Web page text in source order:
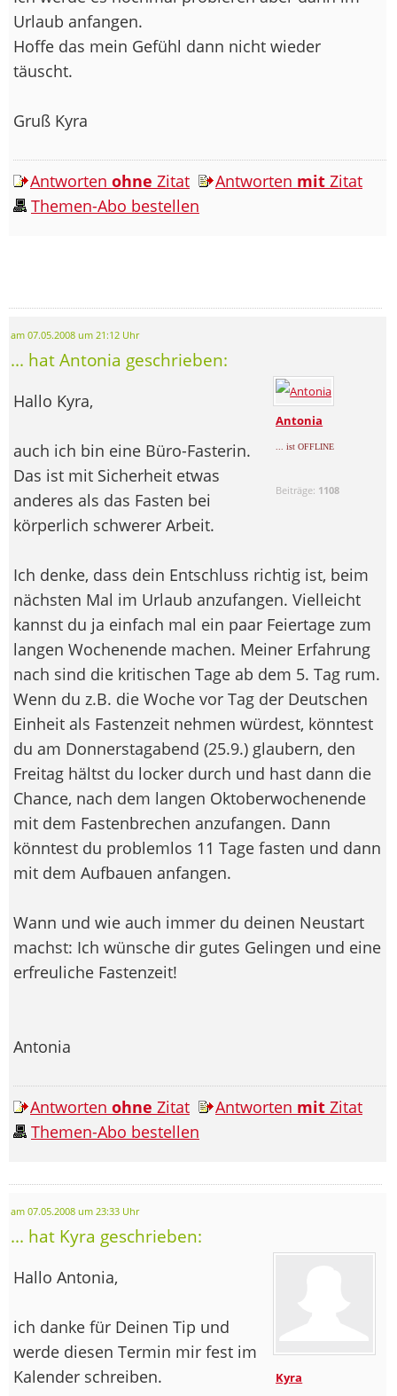
Urlaub anfangen.
Hoffe das mein Gefühl dann nicht wieder
täuscht.
Gruß Kyra
Antworten ohne Zitat Antworten mit Zitat
Themen-Abo bestellen
am 07.05.2008 um 21:12 Uhr
... hat Antonia geschrieben:
Antonia
... ist OFFLINE
Beiträge: 1108
Hallo Kyra,
auch ich bin eine Büro-Fasterin.
Das ist mit Sicherheit etwas
anderes als das Fasten bei
körperlich schwerer Arbeit.
Ich denke, dass dein Entschluss richtig ist, beim
nächsten Mal im Urlaub anzufangen. Vielleicht
kannst du ja einfach mal ein paar Feiertage zum
langen Wochenende machen. Meiner Erfahrung
nach sind die kritischen Tage ab dem 5. Tag rum.
Wenn du z.B. die Woche vor Tag der Deutschen
Einheit als Fastenzeit nehmen würdest, könntest
du am Donnerstagabend (25.9.) glaubern, den
Freitag hältst du locker durch und hast dann die
Chance, nach dem langen Oktoberwochenende
mit dem Fastenbrechen anzufangen. Dann
könntest du problemlos 11 Tage fasten und dann
mit dem Aufbauen anfangen.
Wann und wie auch immer du deinen Neustart
machst: Ich wünsche dir gutes Gelingen und eine
erfreuliche Fastenzeit!
Antonia
Antworten ohne Zitat Antworten mit Zitat
Themen-Abo bestellen
am 07.05.2008 um 23:33 Uhr
... hat Kyra geschrieben:
Kyra
Hallo Antonia,
ich danke für Deinen Tip und
werde diesen Termin mir fest im
Kalender schreiben.